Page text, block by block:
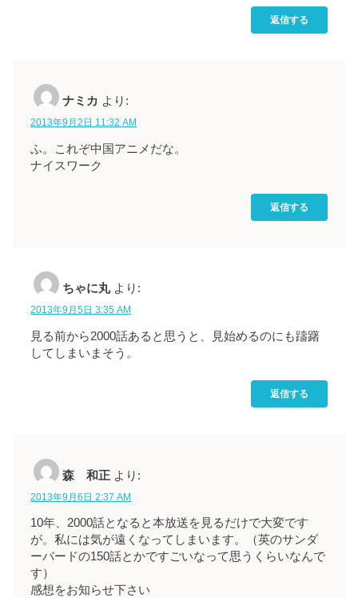
返信する
ナミカ より:
2013年9月2日 11:32 AM
ふ。これぞ中国アニメだな。
ナイスワーク
返信する
ちゃに丸 より:
2013年9月5日 3:35 AM
見る前から2000話あると思うと、見始めるのにも躊躇
してしまいまそう。
返信する
森 和正 より:
2013年9月6日 2:37 AM
10年、2000話となると本放送を見るだけで大変です
が。私には気が遠くなってしまいます。（英のサンダ
ーバードの150話とかですごいなって思うくらいなんで
す）
感想をお知らせ下さい